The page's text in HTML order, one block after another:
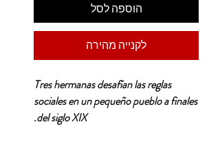
הוספה לסל
לקנייה מהירה
Tres hermanas desafían las reglas
sociales en un pequeño pueblo a finales
del siglo XIX.